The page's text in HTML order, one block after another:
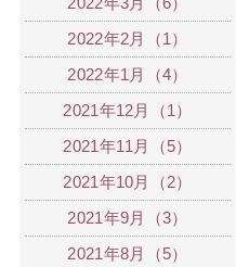
2022年2月（1）
2022年1月（4）
2021年12月（1）
2021年11月（5）
2021年10月（2）
2021年9月（3）
2021年8月（5）